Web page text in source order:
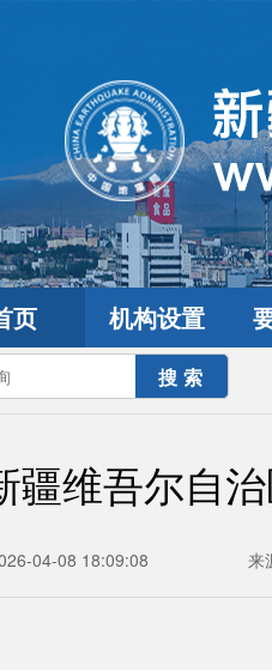
页 机构设置
公开
疆维吾尔自
04-08 18:09:08 来